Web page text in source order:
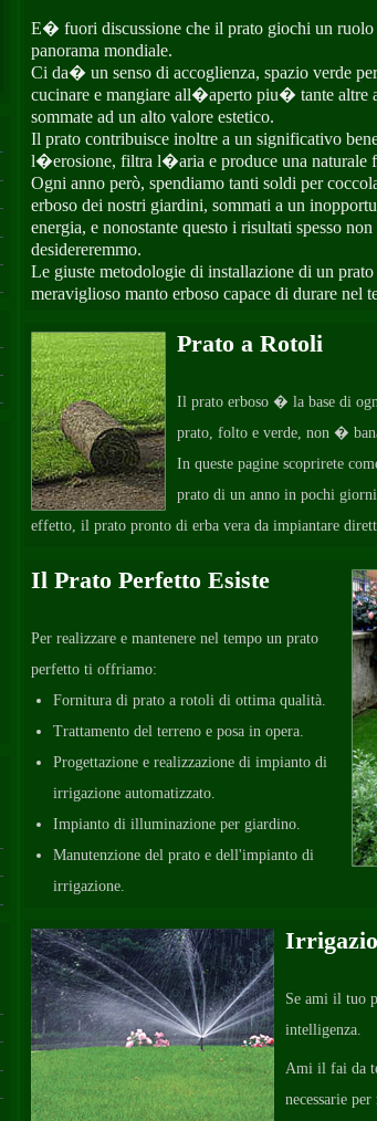
E� fuori discussione che il prato giochi un ruolo
panorama mondiale.
Ci da� un senso di accoglienza, spazio verde
cucinare e mangiare all�aperto piu� tante
sommate ad un alto valore estetico.
Il prato contribuisce inoltre a un significativo
l�erosione, filtra l�aria e produce una naturale
Ogni anno però, spendiamo tanti soldi per
erboso dei nostri giardini, sommati a un
energia, e nonostante questo i risultati spesso
desidereremmo.
Le giuste metodologie di installazione di un
meraviglioso manto erboso capace di durare nel
Prato a Rotoli
Il prato erboso � la base di
prato, folto e verde, non �
In queste pagine scoprirete
prato di un anno in pochi
effetto, il prato pronto di erba vera da impiantare
Il Prato Perfetto Esiste
Per realizzare e mantenere nel tempo un prato
perfetto ti offriamo:
Fornitura di prato a rotoli di ottima qualità.
Trattamento del terreno e posa in opera.
Progettazione e realizzazione di impianto di
irrigazione automatizzato.
Impianto di illuminazione per giardino.
Manutenzione del prato e dell'impianto di
irrigazione.
Se ami il tuo
intelligenza.
Ami il fai da
necessarie